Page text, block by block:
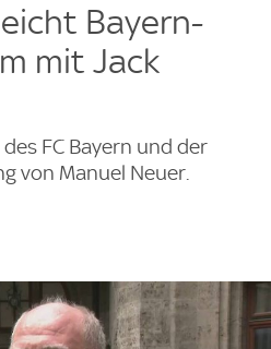
Bayern-
mit Jack
FC Bayern und der
von Manuel Neuer.